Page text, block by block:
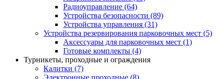
Радиоуправление (64)
Устройства безопасности (89)
Устройства управления (31)
Устройства резервирования парковочных мест (5)
Аксессуары для парковочных мест (1)
Готовые комплекты (4)
Турникеты, проходные и ограждения
Калитки (7)
Электронные проходные (8)